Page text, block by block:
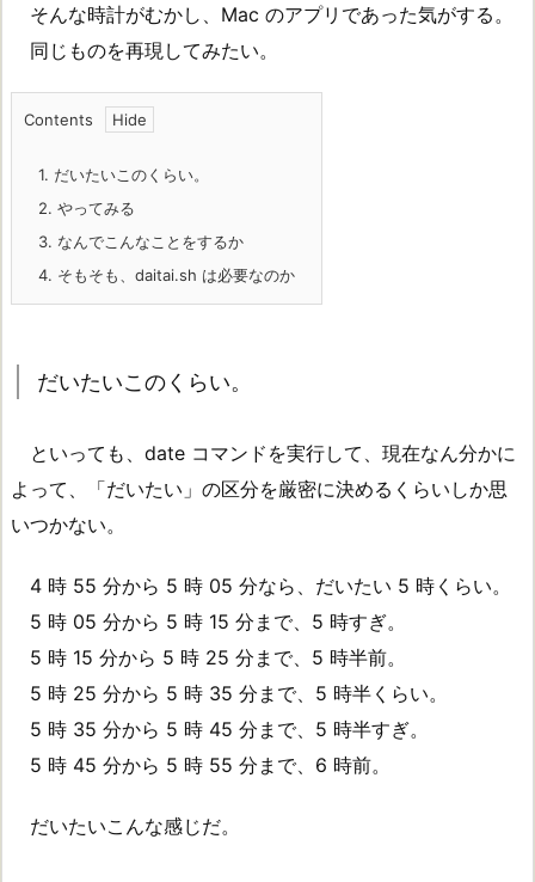
そんな時計がむかし、Mac のアプリであった気がする。
同じものを再現してみたい。
Contents
1. だいたいこのくらい。
2. やってみる
3. なんでこんなことをするか
4. そもそも、daitai.sh は必要なのか
だいたいこのくらい。
といっても、date コマンドを実行して、現在なん分かに
よって、「だいたい」の区分を厳密に決めるくらいしか思
いつかない。
4 時 55 分から 5 時 05 分なら、だいたい 5 時くらい。
5 時 05 分から 5 時 15 分まで、5 時すぎ。
5 時 15 分から 5 時 25 分まで、5 時半前。
5 時 25 分から 5 時 35 分まで、5 時半くらい。
5 時 35 分から 5 時 45 分まで、5 時半すぎ。
5 時 45 分から 5 時 55 分まで、6 時前。
だいたいこんな感じだ。